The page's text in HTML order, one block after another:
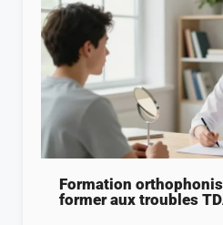
Formation
former aux troubles